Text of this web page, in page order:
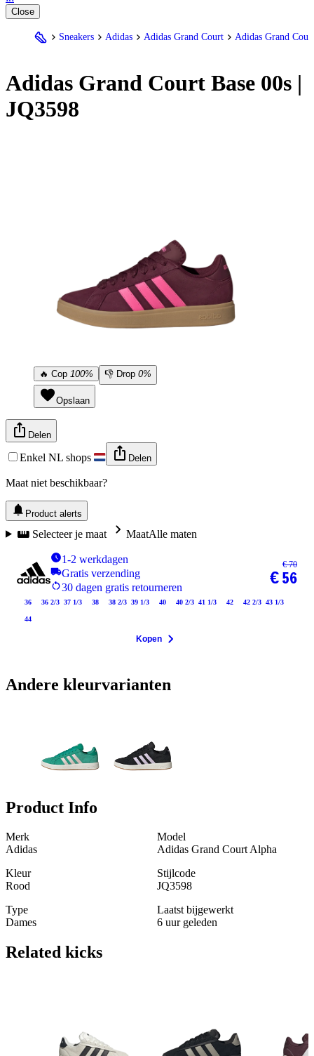
Close
Sneakers Adidas Adidas Grand Court Adidas Grand
Adidas Grand Court Base 00s |
JQ3598
🔥 Cop 100% 👎 Drop 0%
Opslaan
Delen
Enkel NL shops Delen
Maat niet beschikbaar?
Product alerts
Selecteer je maat MaatAlle maten
1-2 werkdagen
Gratis verzending
30 dagen gratis retourneren
36 36 2/3 37 1/3 38 38 2/3 39 1/3 40 40 2/3 41 1/3 42 42 2/3 43 1/3
44
€ 70
€ 56
Kopen
Andere kleurvarianten
Product Info
Merk
Adidas
Model
Adidas Grand Court Alpha
Kleur
Rood
Stijlcode
JQ3598
Type
Dames
Laatst bijgewerkt
6 uur geleden
Related kicks